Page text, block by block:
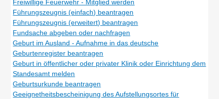
Freiwillige Feuerwehr - Mitglied werden
Führungszeugnis (einfach) beantragen
Führungszeugnis (erweitert) beantragen
Fundsache abgeben oder nachfragen
Geburt im Ausland - Aufnahme in das deutsche
Geburtenregister beantragen
Geburt in öffentlicher oder privater Klinik oder Einrichtung dem
Standesamt melden
Geburtsurkunde beantragen
Geeignetheitsbescheinigung des Aufstellungsortes für